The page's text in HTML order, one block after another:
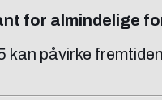
for almindelige
kan påvirke